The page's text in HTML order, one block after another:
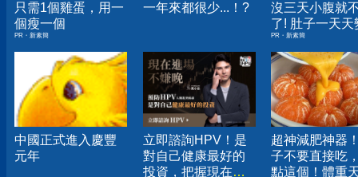
只需1個雞蛋，用一
個瘦一個
PR・新素簡
一年來都很少...！?
沒三天小腹就
了! 肚子一天天
小！
PR・新素簡
中國正式進入慶豐
元年
立即諮詢HPV！是
對自己健康最好的
投資，把握現在不
超神減肥神器
子不要直接吃
點這個！體重